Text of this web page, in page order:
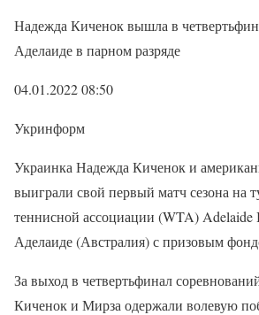
Надежда Киченок вышла в
Аделаиде в парном разряде
04.01.2022 08:50
Укринформ
Украинка Надежда Киченок и
выиграли свой первый матч сезона на
теннисной ассоциации (WTA) Adelaide
Аделаиде (Австралия) с призовым
За выход в четвертьфинал
Киченок и Мирза одержали волевую